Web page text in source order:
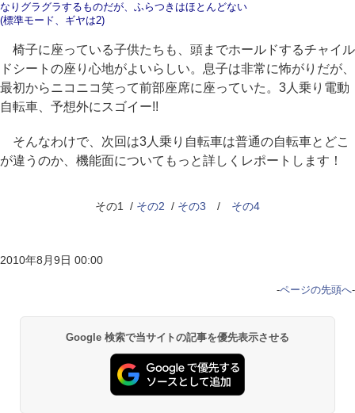
なりグラグラするものだが、ふらつきはほとんどない
(標準モード、ギヤは2)
椅子に座っている子供たちも、頭までホールドするチャイル
ドシートの座り心地がよいらしい。息子は非常に怖がりだが、
最初からニコニコ笑って前部座席に座っていた。3人乗り電動
自転車、予想外にスゴイー!!
そんなわけで、次回は3人乗り自転車は普通の自転車とどこ
が違うのか、機能面についてもっと詳しくレポートします！
その1 / その2 / その3 / その4
2010年8月9日 00:00
-ページの先頭へ-
Google 検索で当サイトの記事を優先表示させる